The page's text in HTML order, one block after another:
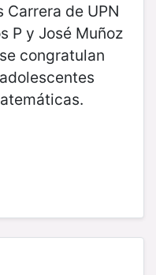
Carrera de UPN
P y José Muñoz
congratulan